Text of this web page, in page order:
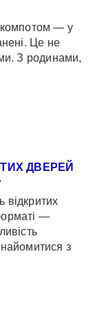
компотом — у
Це не
З родинами,
ДВЕРЕЙ
—
з